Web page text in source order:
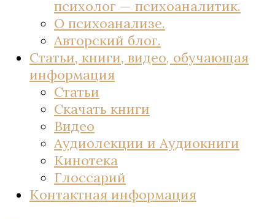
психолог — психоаналитик.
О психоанализе.
Авторский блог.
Статьи, книги, видео, обучающая
информация
Статьи
Скачать книги
Видео
Аудиолекции и Аудиокниги
Кинотека
Глоссарий
Контактная информация